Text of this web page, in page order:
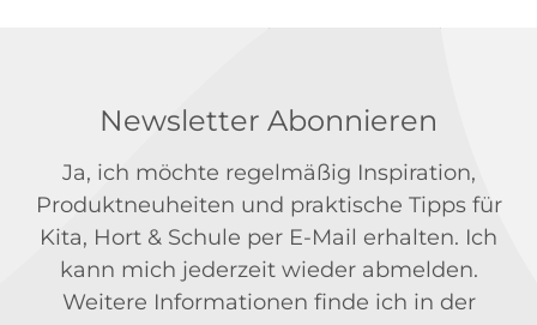
Newsletter Abonnieren
Ja, ich möchte regelmäßig Inspiration,
Produktneuheiten und praktische Tipps für
Kita, Hort & Schule per E-Mail erhalten. Ich
kann mich jederzeit wieder abmelden.
Weitere Informationen finde ich in der